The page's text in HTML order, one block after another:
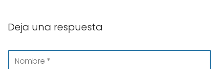
Deja una respuesta